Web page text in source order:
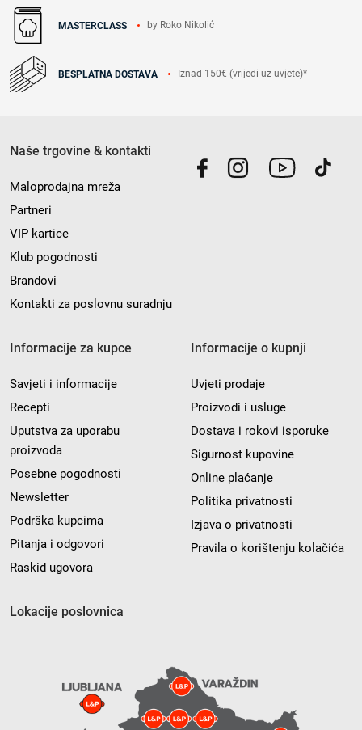
MASTERCLASS by Roko Nikolić
BESPLATNA DOSTAVA Iznad 150€ (vrijedi uz uvjete)*
Naše trgovine & kontakti
Maloprodajna mreža
Partneri
VIP kartice
Klub pogodnosti
Brandovi
Kontakti za poslovnu suradnju
Informacije za kupce
Savjeti i informacije
Recepti
Uputstva za uporabu
proizvoda
Posebne pogodnosti
Newsletter
Podrška kupcima
Pitanja i odgovori
Raskid ugovora
Informacije o kupnji
Uvjeti prodaje
Proizvodi i usluge
Dostava i rokovi isporuke
Sigurnost kupovine
Online plaćanje
Politika privatnosti
Izjava o privatnosti
Pravila o korištenju kolačića
Lokacije poslovnica